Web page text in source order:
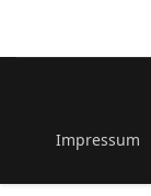
Impressum